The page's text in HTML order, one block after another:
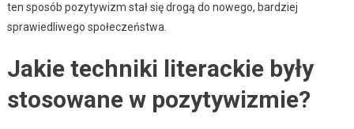
ten sposób pozytywizm stał się drogą do nowego, bardziej
sprawiedliwego społeczeństwa.
Jakie techniki literackie były
stosowane w pozytywizmie?